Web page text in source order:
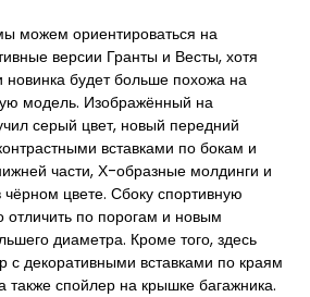
можем ориентироваться на
версии Гранты и Весты, хотя
новинка будет больше похожа на
модель. Изображённый на
серый цвет, новый передний
вставками по бокам и
части, Х-образные молдинги и
цвете. Сбоку спортивную
по порогам и новым
диаметра. Кроме того, здесь
с декоративными вставками по краям
также спойлер на крышке багажника.